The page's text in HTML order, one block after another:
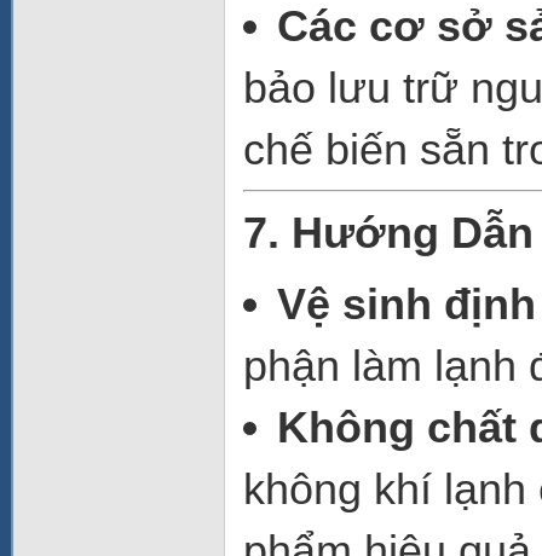
Các cơ sở
bảo lưu trữ
chế biến sẵn
7. Hướng
Vệ sinh
phận làm lạnh
Không chất
không khí